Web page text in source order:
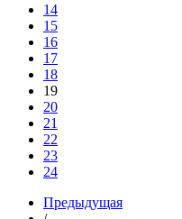
14
15
16
17
18
19
20
21
22
23
24
Предыдущая